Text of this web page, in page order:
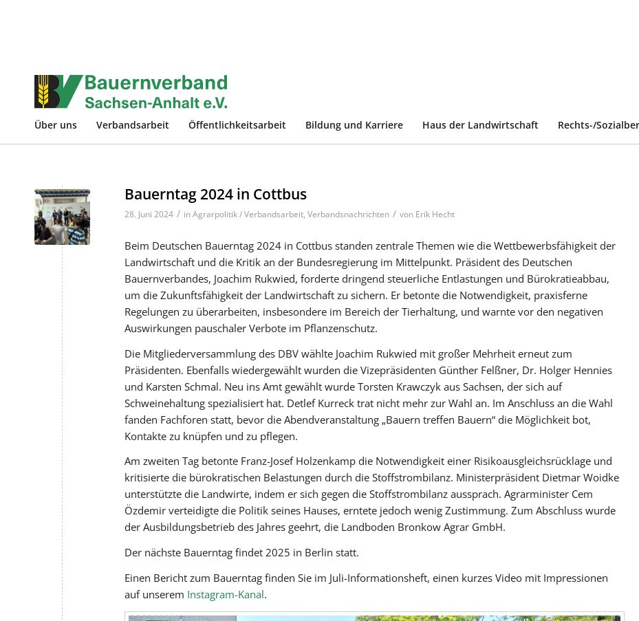
Über uns Verbandsarbeit Öffentlichkeitsarbeit Bildung und Karriere Haus der Landwirtschaft Rechts-/
Bauerntag 2024 in Cottbus
28. Juni 2024 / inAgrarpolitik / Verbandsarbeit, Verbandsnachrichten / von Erik Hecht
Beim Deutschen Bauerntag 2024 in Cottbus standen zentrale Themen wie die Wettbewerbsfähigkeit der
Landwirtschaft und die Kritik an der Bundesregierung im Mittelpunkt. Präsident des Deutschen
Bauernverbandes, Joachim Rukwied, forderte dringend steuerliche Entlastungen und Bürokratieabbau,
um die Zukunftsfähigkeit der Landwirtschaft zu sichern. Er betonte die Notwendigkeit, praxisferne
Regelungen zu überarbeiten, insbesondere im Bereich der Tierhaltung, und warnte vor den negativen
Auswirkungen pauschaler Verbote im Pflanzenschutz.
Die Mitgliederversammlung des DBV wählte Joachim Rukwied mit großer Mehrheit erneut zum
Präsidenten. Ebenfalls wiedergewählt wurden die Vizepräsidenten Günther Felßner, Dr. Holger Hennies
und Karsten Schmal. Neu ins Amt gewählt wurde Torsten Krawczyk aus Sachsen, der sich auf
Schweinehaltung spezialisiert hat. Detlef Kurreck trat nicht mehr zur Wahl an. Im Anschluss an die Wahl
fanden Fachforen statt, bevor die Abendveranstaltung „Bauern treffen Bauern“ die Möglichkeit bot,
Kontakte zu knüpfen und zu pflegen.
Am zweiten Tag betonte Franz-Josef Holzenkamp die Notwendigkeit einer Risikoausgleichsrücklage und
kritisierte die bürokratischen Belastungen durch die Stoffstrombilanz. Ministerpräsident Dietmar Woidke
unterstützte die Landwirte, indem er sich gegen die Stoffstrombilanz aussprach. Agrarminister Cem
Özdemir verteidigte die Politik seines Hauses, erntete jedoch wenig Zustimmung. Zum Abschluss wurde
der Ausbildungsbetrieb des Jahres geehrt, die Landboden Bronkow Agrar GmbH.
Der nächste Bauerntag findet 2025 in Berlin statt.
Einen Bericht zum Bauerntag finden Sie im Juli-Informationsheft, einen kurzes Video mit Impressionen
auf unserem Instagram-Kanal.